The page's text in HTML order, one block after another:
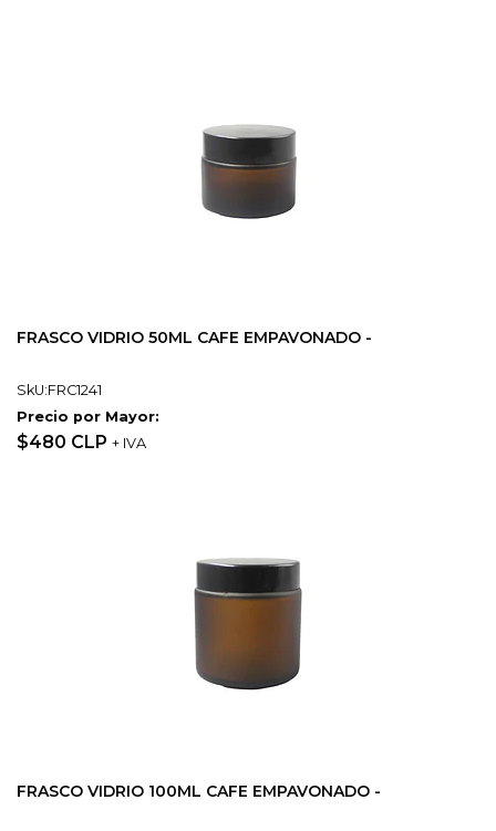
FRASCO VIDRIO 50ML CAFE EMPAVONADO -
SkU:FRC1241
Precio por Mayor:
$480 CLP + IVA
FRASCO VIDRIO 100ML CAFE EMPAVONADO -